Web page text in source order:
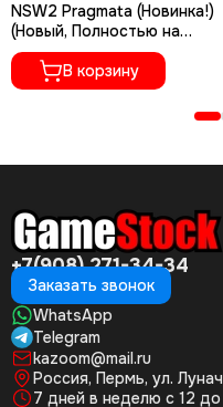
NSW2 Pragmata (Новинка!)
(Новый, Полностью на
русском языке)
В корзину
+7(908) 271-34-34
Заказать звонок
WhatsApp
Telegram
kazoom@mail.ru
Россия, Пермь, ул.
7 дней в неделю с 12